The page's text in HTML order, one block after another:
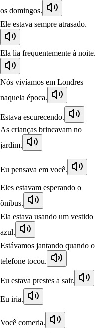
os domingos.
Ele estava sempre atrasado.
Ela lia frequentemente à noite.
Nós vivíamos em Londres
naquela época.
Estava escurecendo.
As crianças brincavam no
jardim.
Eu pensava em você.
Eles estavam esperando o
ônibus.
Ela estava usando um vestido
azul.
Estávamos jantando quando o
telefone tocou.
Eu estava prestes a sair.
Eu iria.
Você comeria.